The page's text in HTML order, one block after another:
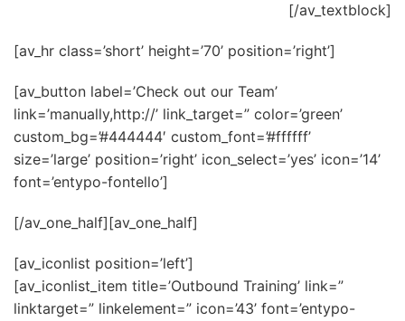
[/av_textblock]
[av_hr class=’short’ height=’70’ position=’right’]
[av_button label=’Check out our Team’
link=’manually,http://’ link_target=” color=’green’
custom_bg=’#444444′ custom_font=’#ffffff’
size=’large’ position=’right’ icon_select=’yes’ icon=’14’
font=’entypo-fontello’]
[/av_one_half][av_one_half]
[av_iconlist position=’left’]
[av_iconlist_item title=’Outbound Training’ link=”
linktarget=” linkelement=” icon=’43’ font=’entypo-